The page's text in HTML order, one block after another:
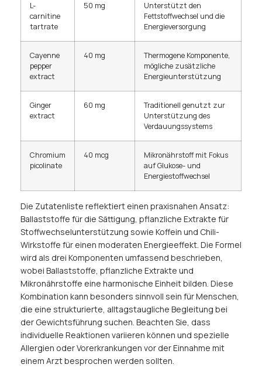
L-
carnitine
tartrate
50 mg
Unterstützt den
Fettstoffwechsel und die
Energieversorgung
Cayenne
pepper
extract
40 mg
Thermogene Komponente,
mögliche zusätzliche
Energieunterstützung
Ginger
extract
60 mg
Traditionell genutzt zur
Unterstützung des
Verdauungssystems
Chromium
picolinate
40 mcg
Mikronährstoff mit Fokus
auf Glukose- und
Energiestoffwechsel
Die Zutatenliste reflektiert einen praxisnahen Ansatz:
Ballaststoffe für die Sättigung, pflanzliche Extrakte für
Stoffwechselunterstützung sowie Koffein und Chili-
Wirkstoffe für einen moderaten Energieeffekt. Die Formel
wird als drei Komponenten umfassend beschrieben,
wobei Ballaststoffe, pflanzliche Extrakte und
Mikronährstoffe eine harmonische Einheit bilden. Diese
Kombination kann besonders sinnvoll sein für Menschen,
die eine strukturierte, alltagstaugliche Begleitung bei
der Gewichtsführung suchen. Beachten Sie, dass
individuelle Reaktionen variieren können und spezielle
Allergien oder Vorerkrankungen vor der Einnahme mit
einem Arzt besprochen werden sollten.